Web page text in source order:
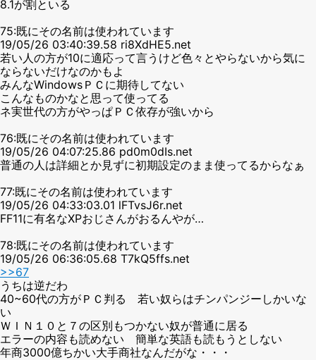
8.1が割といる
75:既にその名前は使われています
19/05/26 03:40:39.58 ri8XdHE5.net
若い人の方が10に適応って言うけど色々とやらないから気に
ならないだけなのかもよ
みんなWindowsＰＣに期待してない
こんなものかなと思って使ってる
ネ実世代の方がやっぱＰＣ依存が強いから
76:既にその名前は使われています
19/05/26 04:07:25.86 pd0m0dIs.net
普通の人は詳細とか見ずに初期設定のまま使ってるからなぁ
77:既にその名前は使われています
19/05/26 04:33:03.01 lFTvsJ6r.net
FF11に有名なXPおじさんがおるんやが…
78:既にその名前は使われています
19/05/26 06:36:05.68 T7kQ5ffs.net
>>67
うちは逆だわ
40~60代の方がＰＣ判る 若い奴らはチンパンジーしかいな
い
ＷＩＮ１０と７の区別もつかない奴が普通に居る
エラーの内容も読めない 簡単な英語も読もうとしない
年商3000億ちかい大手商社なんだがな・・・